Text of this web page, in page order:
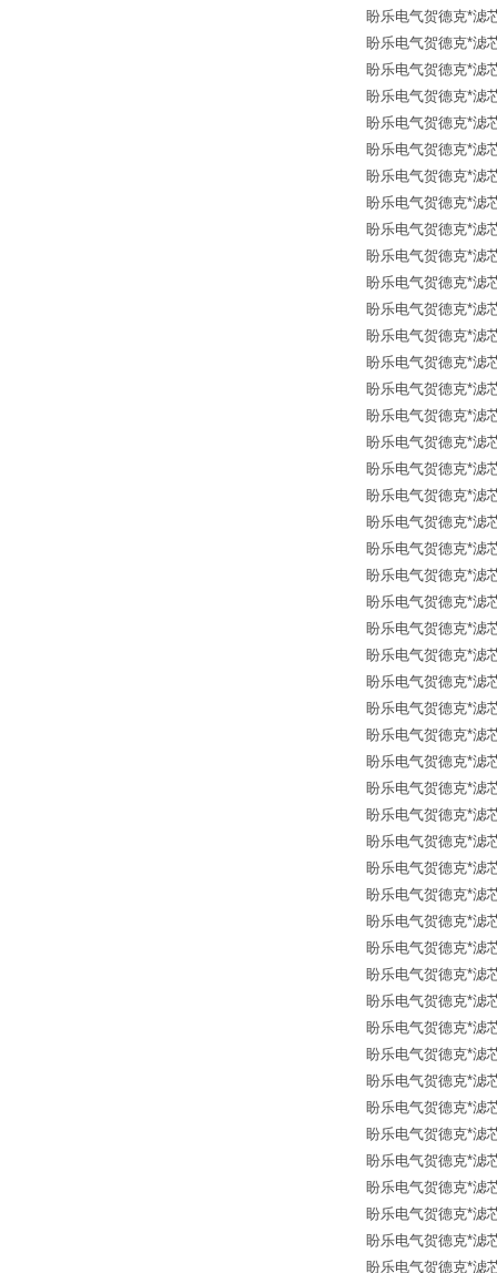
盼乐电气贺德克*滤
盼乐电气贺德克*滤
盼乐电气贺德克*滤
盼乐电气贺德克*滤
盼乐电气贺德克*滤
盼乐电气贺德克*滤
盼乐电气贺德克*滤
盼乐电气贺德克*滤
盼乐电气贺德克*滤
盼乐电气贺德克*滤
盼乐电气贺德克*滤
盼乐电气贺德克*滤
盼乐电气贺德克*滤
盼乐电气贺德克*滤
盼乐电气贺德克*滤
盼乐电气贺德克*滤
盼乐电气贺德克*滤
盼乐电气贺德克*滤
盼乐电气贺德克*滤
盼乐电气贺德克*滤
盼乐电气贺德克*滤
盼乐电气贺德克*滤
盼乐电气贺德克*滤
盼乐电气贺德克*滤
盼乐电气贺德克*滤
盼乐电气贺德克*滤
盼乐电气贺德克*滤
盼乐电气贺德克*滤
盼乐电气贺德克*滤
盼乐电气贺德克*滤
盼乐电气贺德克*滤
盼乐电气贺德克*滤
盼乐电气贺德克*滤
盼乐电气贺德克*滤
盼乐电气贺德克*滤
盼乐电气贺德克*滤
盼乐电气贺德克*滤
盼乐电气贺德克*滤
盼乐电气贺德克*滤
盼乐电气贺德克*滤
盼乐电气贺德克*滤
盼乐电气贺德克*滤
盼乐电气贺德克*滤
盼乐电气贺德克*滤
盼乐电气贺德克*滤
盼乐电气贺德克*滤
盼乐电气贺德克*滤
盼乐电气贺德克*滤